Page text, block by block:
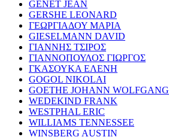
GENET JEAN
GERSHE LEONARD
ΓΕΩΡΓΙΑΔΟΥ ΜΑΡΙΑ
GIESELMANN DAVID
ΓΙΑΝΝΗΣ ΤΣΙΡΟΣ
ΓΙΑΝΝΟΠΟΥΛΟΣ ΓΙΩΡΓΟΣ
ΓΚΑΣΟΥΚΑ ΕΛΕΝΗ
GOGOL NIKOLAI
GOETHE JOHANN WOLFGANG
WEDEKIND FRANK
WESTPHAL ERIC
WILLIAMS TENNESSEE
WINSBERG AUSTIN